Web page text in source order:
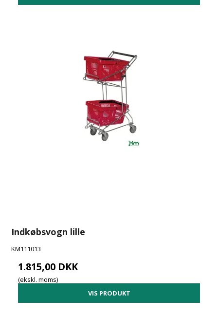
Indkøbsvogn lille
KM111013
1.815,00 DKK
(ekskl. moms)
VIS PRODUKT